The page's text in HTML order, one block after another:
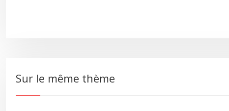
Sur le même thème